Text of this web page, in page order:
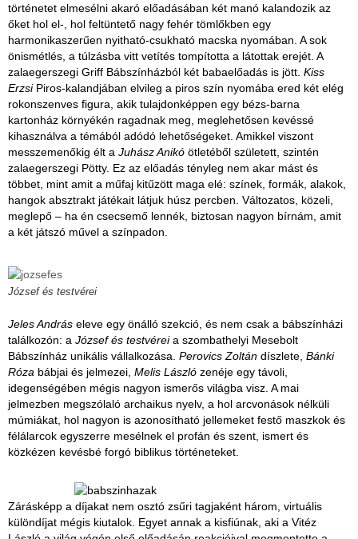
történetet elmesélni akaró előadásában két manó kalandozik az
őket hol el-, hol feltüntető nagy fehér tömlőkben egy
harmonikaszerűen nyitható-csukható macska nyomában. A sok
önismétlés, a túlzásba vitt vetítés tompította a látottak erejét. A
zalaegerszegi Griff Bábszínházból két babaelőadás is jött. Kiss
ErzsiPiros-kalandjában elvileg a piros szín nyomába ered két elég
rokonszenves figura, akik tulajdonképpen egy bézs-barna
kartonház környékén ragadnak meg, meglehetősen kevéssé
kihasználva a témából adódó lehetőségeket. Amikkel viszont
messzemenőkig élt a Juhász Anikó ötletéből született, szintén
zalaegerszegi Pötty. Ez az előadás tényleg nem akar mást és
többet, mint amit a műfaj kitűzött maga elé: színek, formák, alakok,
hangok absztrakt játékait látjuk húsz percben. Változatos, közeli,
meglepő – ha én csecsemő lennék, biztosan nagyon bírnám, amit
a két játszó művel a színpadon.
József és testvérei
Jeles András eleve egy önálló szekció, és nem csak a bábszínházi
találkozón: a József és testvéreia szombathelyi Mesebolt
Bábszínház unikális vállalkozása. Perovics Zoltán díszlete, Bánki
Róza bábjai és jelmezei, Melis László zenéje egy távoli,
idegenségében mégis nagyon ismerős világba visz. A mai
jelmezben megszólaló archaikus nyelv, a hol arcvonások nélküli
múmiákat, hol nagyon is azonosítható jellemeket festő maszkok és
félálarcok egyszerre mesélnek el profán és szent, ismert és
közkézen kevésbé forgó biblikus történeteket.
Zárásképp a díjakat nem osztó zsűri tagjaként három, virtuális
különdíjat mégis kiutalok. Egyet annak a kisfiúnak, aki a Vitéz